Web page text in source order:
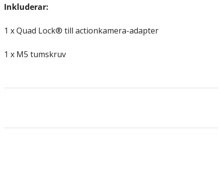
Inkluderar:
1 x Quad Lock® till actionkamera-adapter
1 x M5 tumskruv